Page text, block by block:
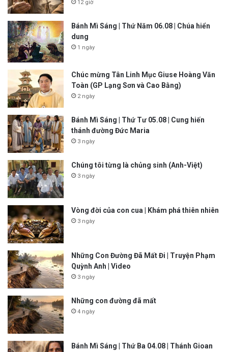
12 giờ
Bánh Mì Sáng | Thứ Năm 06.08 | Chúa hiển
dung
1 ngày
Chúc mừng Tân Linh Mục Giuse Hoàng Văn
Toàn (GP Lạng Sơn và Cao Bằng)
2 ngày
Bánh Mì Sáng | Thứ Tư 05.08 | Cung hiến
thánh đường Đức Maria
3 ngày
Chúng tôi từng là chủng sinh (Anh-Việt)
3 ngày
Vòng đời của con cua | Khám phá thiên nhiên
3 ngày
Những Con Đường Đã Mất Đi | Truyện Phạm
Quỳnh Anh | Video
3 ngày
Những con đường đã mất
4 ngày
Bánh Mì Sáng | Thứ Ba 04.08 | Thánh Gioan